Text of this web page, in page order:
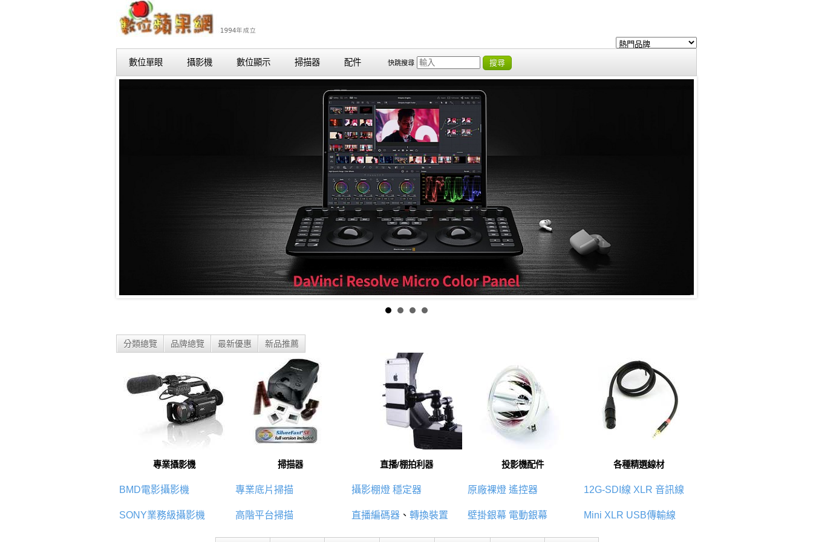
數位單眼 攝影機 數位顯示 掃描器 配件 快跳搜尋 搜尋
分類總覽 品牌總覽 最新優惠 新品推薦
專業攝影機
BMD電影攝影機
SONY業務級攝影機
掃描器
專業底片掃描
高階平台掃描
直播/棚拍利器
攝影棚燈 穩定器
直播編碼器 、 轉換裝置
投影機配件
原廠裸燈 遙控器
壁掛銀幕 電動銀幕
各種精選線材
12G-SDI線 XLR 音訊線
Mini XLR USB傳輸線